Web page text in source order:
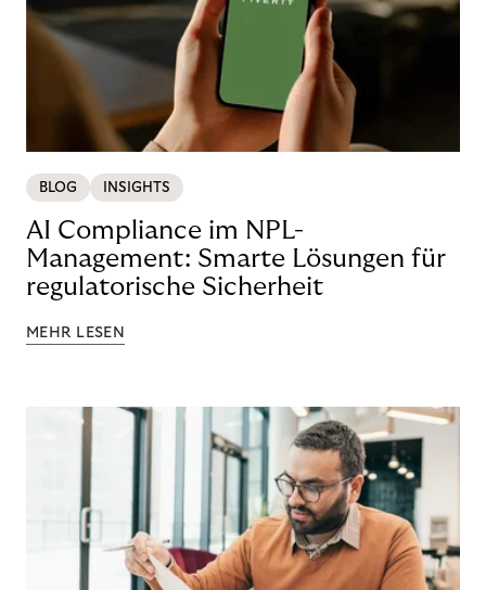
BLOG INSIGHTS
AI Compliance im NPL-
Management: Smarte Lösungen für
regulatorische Sicherheit
MEHR LESEN